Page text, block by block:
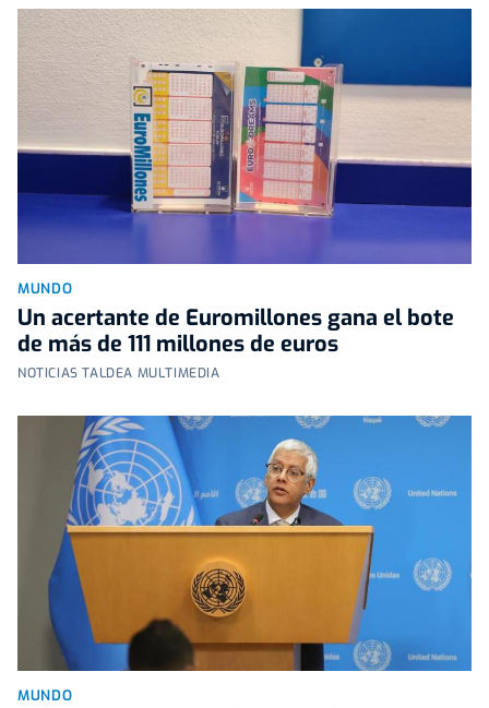
MUNDO
Un acertante de Euromillones gana el bote
de más de 111 millones de euros
NOTICIAS TALDEA MULTIMEDIA
MUNDO